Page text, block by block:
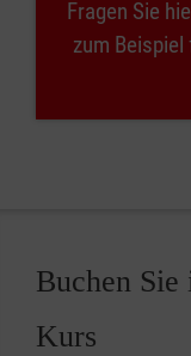
Fragen Sie
zum
Buchen
Kurs